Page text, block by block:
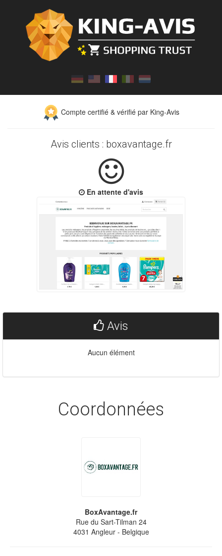
Compte certifié & vérifié par King-Avis
Avis clients : boxavantage.fr
En attente d'avis
Avis
Aucun élément
Coordonnées
BoxAvantage.fr
Rue du Sart-Tilman 24
4031 Angleur- Belgique